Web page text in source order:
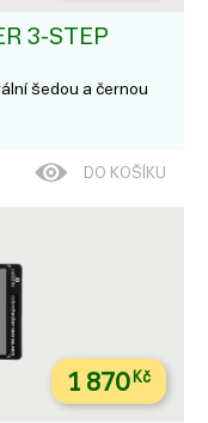
3-STEP
šedou a černou
DO KOŠÍKU
1 870Kč